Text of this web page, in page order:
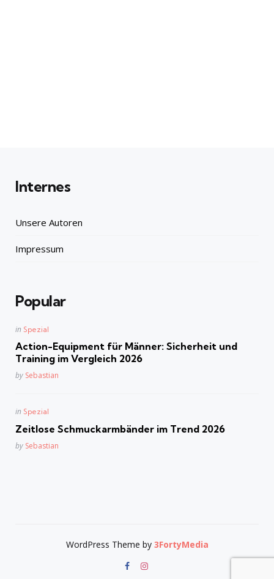
Internes
Unsere Autoren
Impressum
Popular
Posted
in
in Spezial
Action-Equipment für Männer: Sicherheit und
Training im Vergleich 2026
Posted
by Sebastian
Posted
in Spezial
Zeitlose Schmuckarmbänder im Trend 2026
Posted
by Sebastian
WordPress Theme by 3FortyMedia